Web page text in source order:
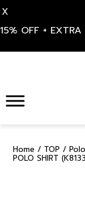
X
15% OFF + EXTRA
content
Home / TOP / Polo
POLO SHIRT